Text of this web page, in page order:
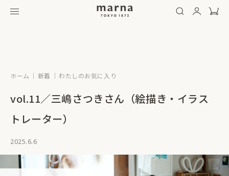
ホーム 新着 わたしのお気に入り
vol.11／三嶋さつきさん（絵描き・イラス
トレーター）
2025.6.6